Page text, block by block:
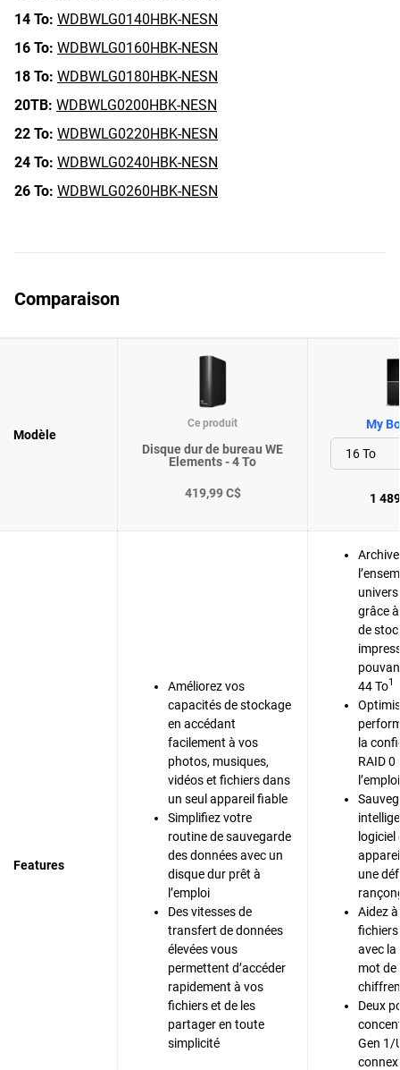
14 To: WDBWLG0140HBK-NESN
16 To: WDBWLG0160HBK-NESN
18 To: WDBWLG0180HBK-NESN
20TB: WDBWLG0200HBK-NESN
22 To: WDBWLG0220HBK-NESN
24 To: WDBWLG0240HBK-NESN
26 To: WDBWLG0260HBK-NESN
Comparaison
Modèle
Ce produit
Disque dur de bureau WE
Elements - 4 To
419,99 C$
My
1
Features
Améliorez vos
capacités de stockage
en accédant
facilement à vos
photos, musiques,
vidéos et fichiers dans
un seul appareil fiable
Simplifiez votre
routine de sauvegarde
des données avec un
disque dur prêt à
l’emploi
Des vitesses de
transfert de données
élevées vous
permettent d’accéder
rapidement à vos
fichiers et de les
partager en toute
simplicité
grâce
de
44 To1
la
RAID 0
logiciel
une
Aidez
avec
mot de
Deux
Gen 1/